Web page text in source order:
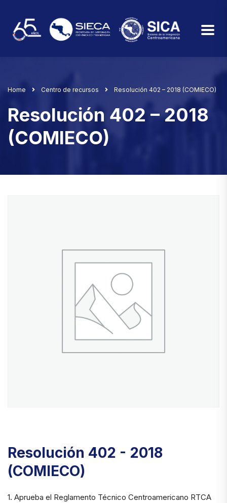
Home Centro de recursos Resolución 402 – 2018 (COMIECO)
Resolución 402 – 2018
(COMIECO)
Resolución 402 - 2018
(COMIECO)
1. Aprueba el Reglamento Técnico Centroamericano RTCA